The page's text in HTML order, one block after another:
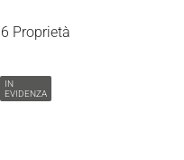
6 Proprietà
IN
EVIDENZA